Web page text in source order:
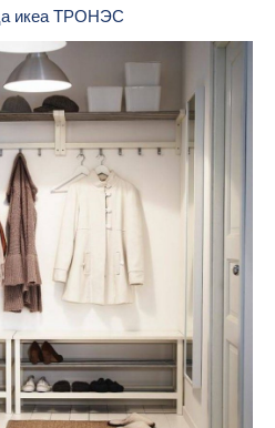
икеа ТРОНЭС